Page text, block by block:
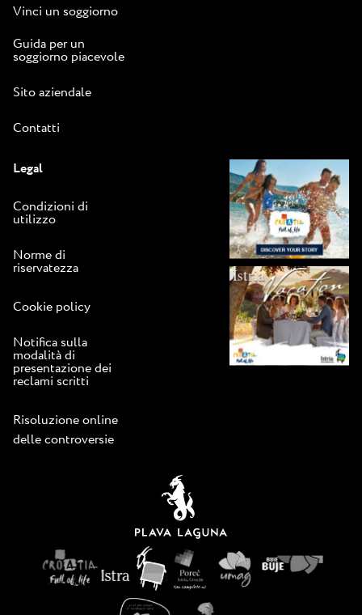
Vinci un soggiorno
Guida per un
soggiorno piacevole
Sito aziendale
Contatti
Legal
Condizioni di
utilizzo
Norme di
riservatezza
Cookie policy
Notifica sulla
modalità di
presentazione dei
reclami scritti
Risoluzione online
delle controversie